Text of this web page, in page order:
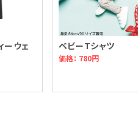
ーウェ
ベビーTシャツ
価格： 780円